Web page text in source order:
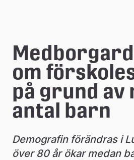
k
o
m
m
u
n
om
på grund av
antal barn
Demografin förändras i
över 80 år ökar medan